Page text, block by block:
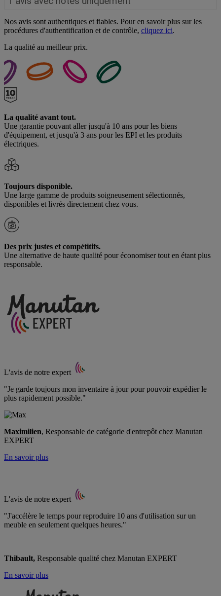
Nos avis sont authentiques et fiables. Pour en savoir plus sur les
procédures d'authentification et de contrôle, cliquez ici.
La qualité au meilleur prix.
La qualité avant tout.
Une garantie pouvant aller jusqu'à 10 ans pour les biens
d'équipement, et jusqu'à 3 ans pour les EPI et les produits
électriques.
Toujours disponible.
Une large gamme de produits soigneusement sélectionnés,
disponibles et livrés directement chez vous.
Des prix justes et compétitifs.
Une alternative de haute qualité pour économiser tout en étant plus
responsable.
L'avis de notre expert
"Je garde toujours mon inventaire à jour pour pouvoir expédier le
plus rapidement possible."
Maximilien, Responsable de catégorie d'entrepôt chez Manutan
EXPERT
En savoir plus
L'avis de notre expert
"J'accélère le temps pour reproduire 10 ans d'utilisation sur un
meuble en seulement quelques heures."
Thibault, Responsable qualité chez Manutan EXPERT
En savoir plus